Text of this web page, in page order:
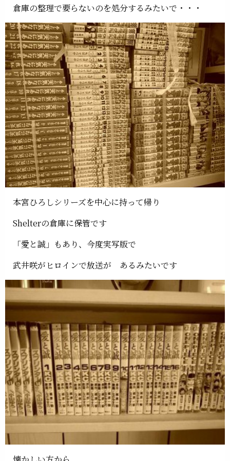
倉庫の整理で要らないのを処分するみたいで・・・
本宮ひろしシリーズを中心に持って帰り
Shelterの倉庫に保管です
「愛と誠」もあり、今度実写版で
武井咲がヒロインで放送が あるみたいです